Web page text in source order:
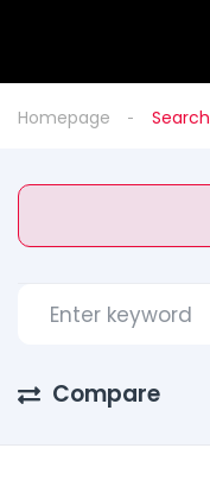
Homepage Search
Compare